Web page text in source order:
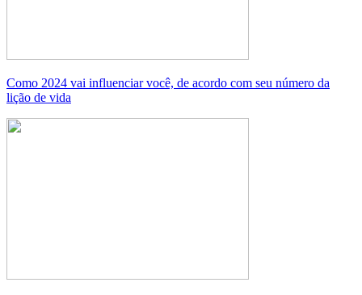
Como 2024 vai influenciar você, de acordo com seu número da
lição de vida